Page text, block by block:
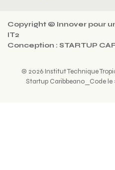
Copyright © Innover pour
IT2
Conception : STARTUP
© 2026 Institut Technique
Startup Caribbeano_Code le